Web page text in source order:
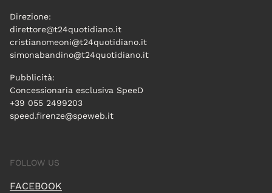
Direzione:
direttore@t24quotidiano.it
cristianomeoni@t24quotidiano.it
simonabandino@t24quotidiano.it
Pubblicità:
Concessionaria esclusiva SpeeD
+39 055 2499203
speed.firenze@speweb.it
FOLLOW US
FACEBOOK